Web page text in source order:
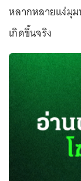
หลากหลายแง่มุ
เกิดขึ้นจริง